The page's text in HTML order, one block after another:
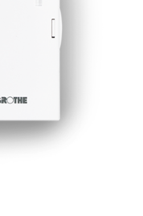
TF
TF
1168/11G,
1168/12G, Art.-